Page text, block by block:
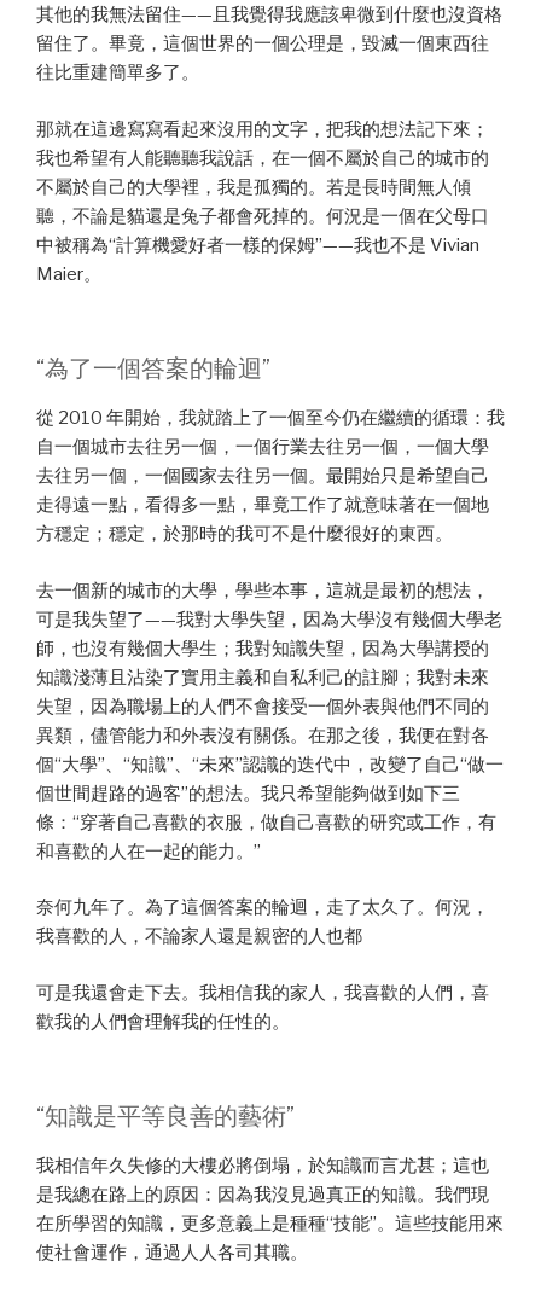
其他的我無法留住——且我覺得我應該卑微到什麼也沒資格
留住了。畢竟，這個世界的一個公理是，毀滅一個東西往
往比重建簡單多了。
那就在這邊寫寫看起來沒用的文字，把我的想法記下來；
我也希望有人能聽聽我說話，在一個不屬於自己的城市的
不屬於自己的大學裡，我是孤獨的。若是長時間無人傾
聽，不論是貓還是兔子都會死掉的。何況是一個在父母口
中被稱為“計算機愛好者一樣的保姆”——我也不是 Vivian
Maier。
“為了一個答案的輪迴”
從 2010 年開始，我就踏上了一個至今仍在繼續的循環：我
自一個城市去往另一個，一個行業去往另一個，一個大學
去往另一個，一個國家去往另一個。最開始只是希望自己
走得遠一點，看得多一點，畢竟工作了就意味著在一個地
方穩定；穩定，於那時的我可不是什麼很好的東西。
去一個新的城市的大學，學些本事，這就是最初的想法，
可是我失望了——我對大學失望，因為大學沒有幾個大學老
師，也沒有幾個大學生；我對知識失望，因為大學講授的
知識淺薄且沾染了實用主義和自私利己的註腳；我對未來
失望，因為職場上的人們不會接受一個外表與他們不同的
異類，儘管能力和外表沒有關係。在那之後，我便在對各
個“大學”、“知識”、“未來”認識的迭代中，改變了自己“做一
個世間趕路的過客”的想法。我只希望能夠做到如下三
條：“穿著自己喜歡的衣服，做自己喜歡的研究或工作，有
和喜歡的人在一起的能力。”
奈何九年了。為了這個答案的輪迴，走了太久了。何況，
我喜歡的人，不論家人還是親密的人也都
可是我還會走下去。我相信我的家人，我喜歡的人們，喜
歡我的人們會理解我的任性的。
“知識是平等良善的藝術”
我相信年久失修的大樓必將倒塌，於知識而言尤甚；這也
是我總在路上的原因：因為我沒見過真正的知識。我們現
在所學習的知識，更多意義上是種種“技能”。這些技能用來
使社會運作，通過人人各司其職。